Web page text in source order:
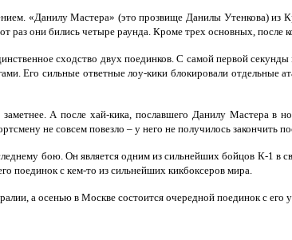
«Данилу Мастера» (это прозвище Данилы Утенкова) из
раз они бились четыре раунда. Кроме трех основных,
сходство двух поединков. С самой первой
Его сильные ответные лоу-кики блокировали отдельные
А после хай-кика, пославшего Данилу Мастера в
не совсем повезло – у него не получилось закончить
бою. Он является одним из сильнейших бойцов К-1 в
с кем-то из сильнейших кикбоксеров мира.
а осенью в Москве состоится очередной поединок с его